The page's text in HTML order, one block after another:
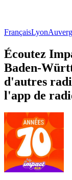
FrançaisLyon
Écoutez
Baden-
d'autres
l'app de